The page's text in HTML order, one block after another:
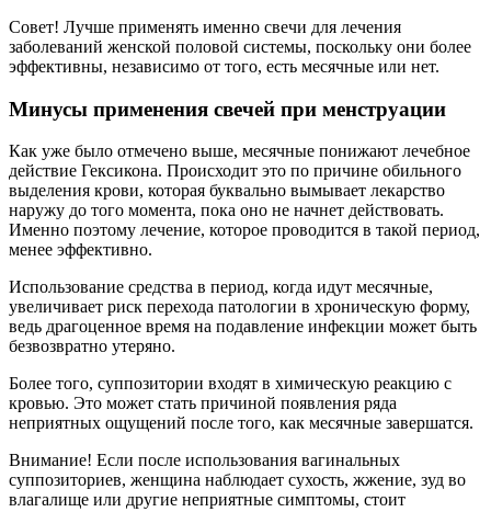
Совет! Лучше применять именно свечи для лечения
заболеваний женской половой системы, поскольку они более
эффективны, независимо от того, есть месячные или нет.
Минусы применения свечей при менструации
Как уже было отмечено выше, месячные понижают лечебное
действие Гексикона. Происходит это по причине обильного
выделения крови, которая буквально вымывает лекарство
наружу до того момента, пока оно не начнет действовать.
Именно поэтому лечение, которое проводится в такой период,
менее эффективно.
Использование средства в период, когда идут месячные,
увеличивает риск перехода патологии в хроническую форму,
ведь драгоценное время на подавление инфекции может быть
безвозвратно утеряно.
Более того, суппозитории входят в химическую реакцию с
кровью. Это может стать причиной появления ряда
неприятных ощущений после того, как месячные завершатся.
Внимание! Если после использования вагинальных
суппозиториев, женщина наблюдает сухость, жжение, зуд во
влагалище или другие неприятные симптомы, стоит